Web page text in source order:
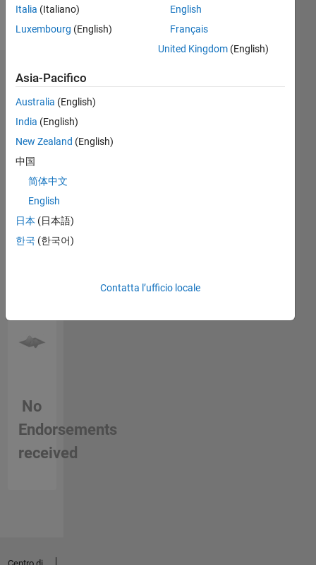
Spoken
Languages:
Sponsorizzazioni
Please
login
this
person
in a
No
Endorsements
received
Italia (Italiano)
Luxembourg (English)
English
Français
United Kingdom(English)
Asia-Pacifico
Australia (English)
India (English)
New Zealand (English)
中国
简体中文
English
日本 (日本語)
한국 (한국어)
Contatta l’ufficio locale